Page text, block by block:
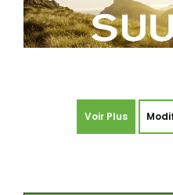
Voir Plus